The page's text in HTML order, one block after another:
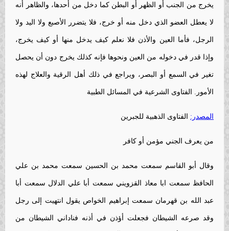
يخرج من الجنب أو الظهر أو البطن كما دخل من أحدها، والظاهر أنه
لا يعطل العضو الذي دخل منه أو خرج، فلا يتضرر الأصبع ولا اليد ولا
الرجل، فأما العين والأذن فلا نعلم كيف يدخل منها أو كيف يخرج،
وإذا قدر في دخوله من العين ونحوها فإنه كذلك يخرج دون أن يحصل
تغير في السمع أو البصر، ويراجع في ذلك أهل الرقية والعلاج لهذه
الأمور. الفتاوى الشرعية في المسائل الطبية
المصدر: الفتاوى الذهبية للجبرين
من يعرف الجني مؤمن أو كافر
وقال أبو القاسم سمعت محمد بن الحسين سمعت محمد بن علي
الحافظ سمعت ابا معاذ القزويني سمعت أبا علي الدلال سمعت أبا
عبد الله بن قهرمان سمعت إبراهيم الخواص يقول انتهيت إلى رجل
وقد صرعه الشيطان فجعلت أؤذن في أذنه فناداني الشيطان من